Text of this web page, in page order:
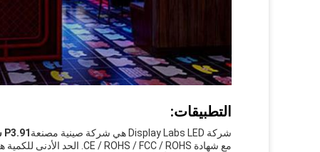
التطبيقات:
شركة Display Labs LED هي شركة صينية مصنعة P3.91 شاشة LED